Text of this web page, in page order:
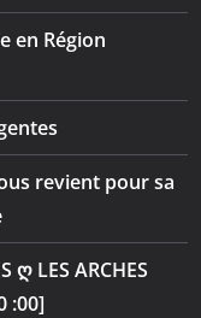
en Région
revient pour sa
ღ LES ARCHES
:00]